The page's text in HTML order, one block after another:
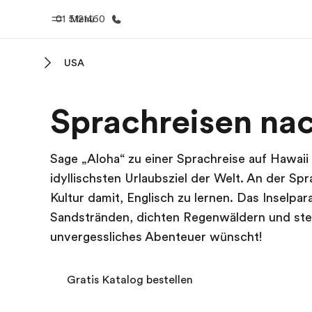
Menü
01 5121460
Willkommen bei EF Alle
USA
Sprachreisen
Sage „Aloha“ zu einer Sprachreise auf
idyllischsten Urlaubsziel der Welt. An der
Kultur damit, Englisch zu lernen. Das
Sandstränden, dichten Regenwäldern und
unvergessliches Abenteuer wünscht!
Gratis Katalog bestellen